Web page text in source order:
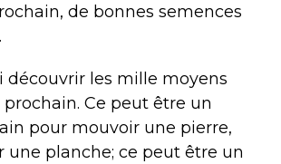
de bonnes semences
découvrir les mille moyens
Ce peut être un
pour mouvoir une pierre,
une planche; ce peut être un